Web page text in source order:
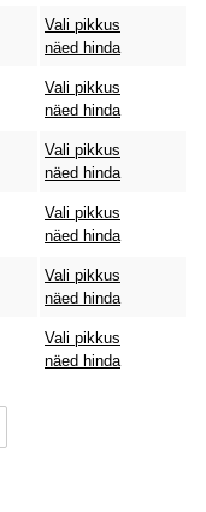
Vali pikkus
näed hinda
Vali pikkus
näed hinda
Vali pikkus
näed hinda
Vali pikkus
näed hinda
Vali pikkus
näed hinda
Vali pikkus
näed hinda